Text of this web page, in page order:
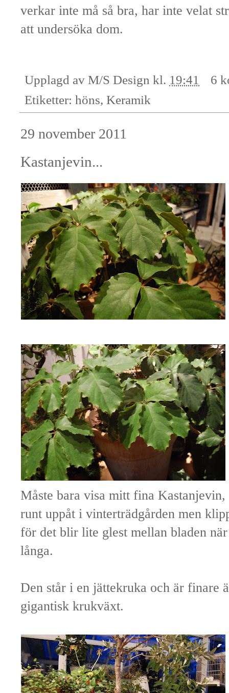
verkar inte må så bra, har inte velat
att undersöka dom.
Upplagd av M/S Design kl. 19:41
6
Etiketter: höns, Keramik
29 november 2011
Kastanjevin...
Måste bara visa mitt fina
runt uppåt i vinterträdgården men
för det blir lite glest mellan bladen
långa.
Den står i en jättekruka och är finare
gigantisk krukväxt.